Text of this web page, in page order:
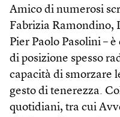
Amico di numerosi
Fabrizia Ramondino,
Pier Paolo Pasolini –
di posizione spesso
capacità di smorzare
gesto di tenerezza.
quotidiani, tra cui